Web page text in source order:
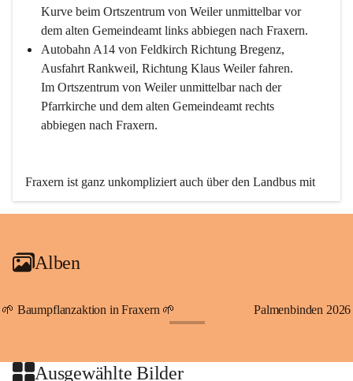
Kurve beim Ortszentrum von Weiler unmittelbar vor
dem alten Gemeindeamt links abbiegen nach Fraxern.
Autobahn A14 von Feldkirch Richtung Bregenz,
Ausfahrt Rankweil, Richtung Klaus Weiler fahren.
Im Ortszentrum von Weiler unmittelbar nach der
Pfarrkirche und dem alten Gemeindeamt rechts
abbiegen nach Fraxern.
Fraxern ist ganz unkompliziert auch über den Landbus mit
den öffentlichen Verkehrsmitteln zu erreichen. Die Linie
An Samstagen, Sonn- und Feiertagen können Sie bequem
persönlichen Linienbus zur gewünschten Zeit zu Ihrer
Haltestelle bestellen. Sowohl von Weiler kommend nach
beide Fahrten Weiler-Fraxern-Weiler.
Alben
🌱 Baumpflanzaktion in Fraxern 🌱 Palmenbinden 2026
Ausgewählte Bilder